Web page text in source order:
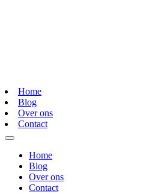
Home
Blog
Over ons
Contact
Home
Blog
Over ons
Contact